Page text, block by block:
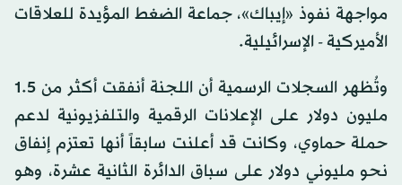
مواجهة نفوذ «إيباك»، جماعة الضغط المؤيدة للعلاقات
الأميركية - الإسرائيلية.
وتُظهر السجلات الرسمية أن اللجنة أنفقت أكثر من 1.5
مليون دولار على الإعلانات الرقمية والتلفزيونية لدعم
حملة حماوي، وكانت قد أعلنت سابقاً أنها تعتزم إنفاق
نحو مليوني دولار على سباق الدائرة الثانية عشرة، وهو